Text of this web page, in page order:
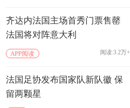
齐达内法国主场首秀门票售罄
法国将对阵意大利
APP阅读 阅读:3.2万+
法国足协发布国家队新队徽 保
留两颗星